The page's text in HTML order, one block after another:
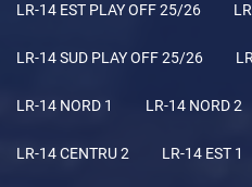
LR-14 EST PLAY OFF 25/26
LR-14 SUD PLAY OFF 25/26
LR-14 NORD 1 LR-14 NORD 2
LR-14 CENTRU 2 LR-14 EST 1